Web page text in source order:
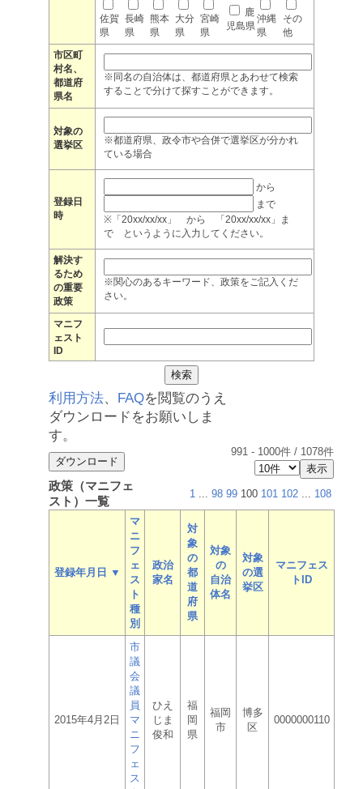
佐賀
県
長崎
県
熊本
県
大分
県
宮崎
県
鹿
児島県
沖縄
県
その
他
市区町
村名、
都道府
県名
※同名の自治体は、都道府県とあわせて検索
することで分けて探すことができます。
対象の
選挙区
※都道府県、政令市や合併で選挙区が分かれ
ている場合
登録日
時
から
まで
※「20xx/xx/xx」 から 「20xx/xx/xx」ま
で というように入力してください。
解決す
るため
の重要
政策
※関心のあるキーワード、政策をご記入くだ
さい。
マニフ
ェスト
ID
利用方法、 FAQを閲覧のうえ
ダウンロードをお願いしま
す。
991 - 1000件 / 1078件
政策（マニフェ
スト）一覧
1 ... 98 99 100 101 102 ... 108
登録年月日 ▼
マ
ニ
フ
ェ
ス
ト
種
別
政治
家名
対
象
の
都
道
府
県
対象
の
自治
体名
対象
の選
挙区
マニフェス
トID
2015年4月2日
市
議
会
議
員
マ
ニ
フ
ェ
ス
ひえ
じま
俊和
福
岡
県
福岡
市
博多
区
0000000110